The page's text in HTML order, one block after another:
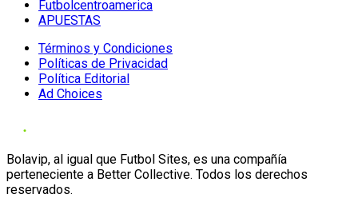
Futbolcentroamerica
APUESTAS
Términos y Condiciones
Políticas de Privacidad
Política Editorial
Ad Choices
Bolavip, al igual que Futbol Sites, es una compañía
perteneciente a Better Collective. Todos los derechos
reservados.